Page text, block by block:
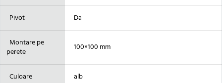
Pivot Da
Montare pe
perete
100×100 mm
Culoare alb